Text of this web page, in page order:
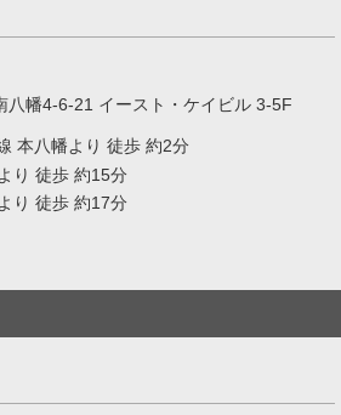
八幡4-6-21 イースト・ケイビル 3-5F
本八幡より 徒歩 約2分
り 徒歩 約15分
り 徒歩 約17分